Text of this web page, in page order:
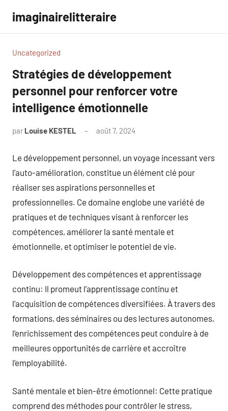
contenu
imaginairelitteraire
Uncategorized
Stratégies de développement
personnel pour renforcer votre
intelligence émotionnelle
par Louise KESTEL août 7, 2024
Le développement personnel, un voyage incessant vers
l’auto-amélioration, constitue un élément clé pour
réaliser ses aspirations personnelles et
professionnelles. Ce domaine englobe une variété de
pratiques et de techniques visant à renforcer les
compétences, améliorer la santé mentale et
émotionnelle, et optimiser le potentiel de vie.
Développement des compétences et apprentissage
continu: Il promeut l’apprentissage continu et
l’acquisition de compétences diversifiées. À travers des
formations, des séminaires ou des lectures autonomes,
l’enrichissement des compétences peut conduire à de
meilleures opportunités de carrière et accroître
l’employabilité.
Santé mentale et bien-être émotionnel: Cette pratique
comprend des méthodes pour contrôler le stress,